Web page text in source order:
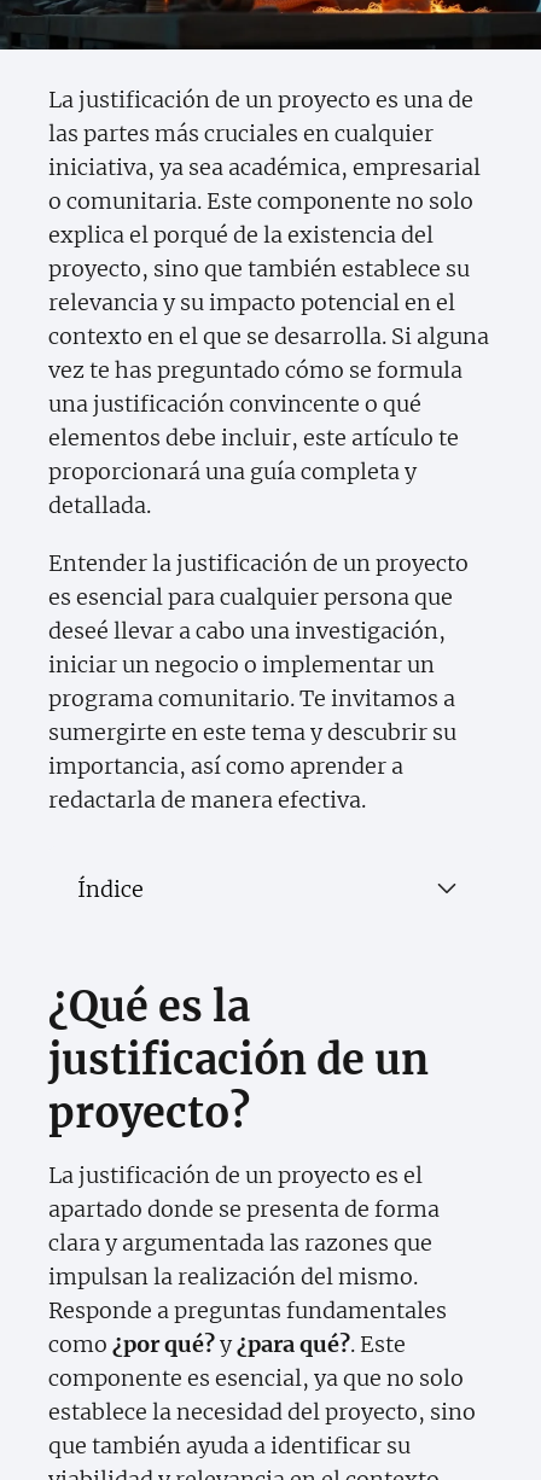
La justificación de un proyecto es una de
las partes más cruciales en cualquier
iniciativa, ya sea académica, empresarial
o comunitaria. Este componente no solo
explica el porqué de la existencia del
proyecto, sino que también establece su
relevancia y su impacto potencial en el
contexto en el que se desarrolla. Si alguna
vez te has preguntado cómo se formula
una justificación convincente o qué
elementos debe incluir, este artículo te
proporcionará una guía completa y
detallada.
Entender la justificación de un proyecto
es esencial para cualquier persona que
deseé llevar a cabo una investigación,
iniciar un negocio o implementar un
programa comunitario. Te invitamos a
sumergirte en este tema y descubrir su
importancia, así como aprender a
redactarla de manera efectiva.
Índice
¿Qué es la
justificación de un
proyecto?
La justificación de un proyecto es el
apartado donde se presenta de forma
clara y argumentada las razones que
impulsan la realización del mismo.
Responde a preguntas fundamentales
como ¿por qué?y¿para qué?. Este
componente es esencial, ya que no solo
establece la necesidad del proyecto, sino
que también ayuda a identificar su